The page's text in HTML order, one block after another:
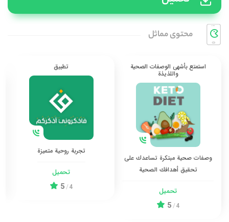
محتوی مماثل
استمتع بأشهى الوصفات الصحية
واللذيذة
وصفات صحية مبتكرة تساعدك على
تحقيق أهدافك الصحية
تحميل
4
/
5
تطبيق
تجربة روحية متميزة
تحميل
4
/
5